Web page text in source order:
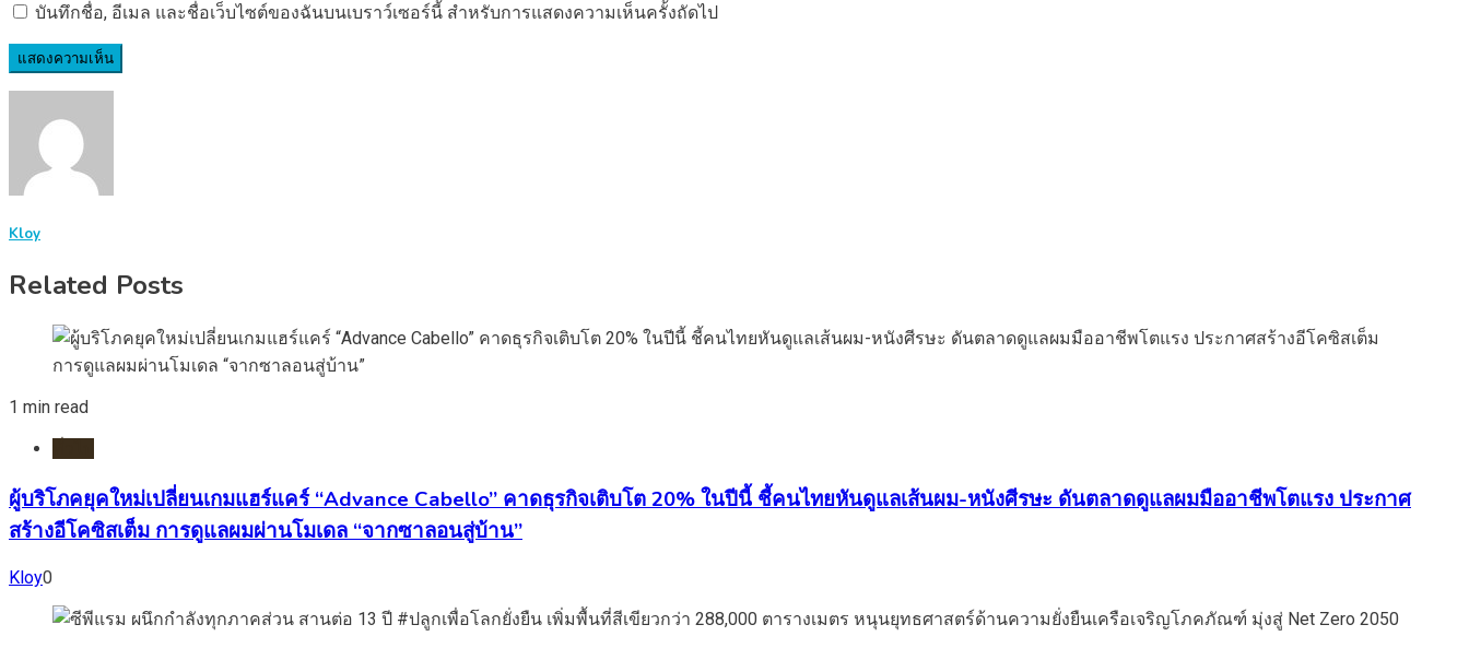
บันทึกชื่อ, อีเมล และชื่อเว็บไซต์ของฉันบนเบราว์เซอร์นี้ สำหรับการแสดงความเห็นครั้งถัดไป
Kloy
Related Posts
1 min read
ผู้บริโภคยุคใหม่เปลี่ยนเกมแฮร์แคร์ “Advance Cabello” คาดธุรกิจเติบโต 20% ในปีนี้ ชี้คนไทยหันดูแลเส้นผม-หนังศีรษะ ดันตลาดดูแลผมมืออาชีพโตแรง ประกาศ
สร้างอีโคซิสเต็ม การดูแลผมผ่านโมเดล “จากซาลอนสู่บ้าน”
Kloy0